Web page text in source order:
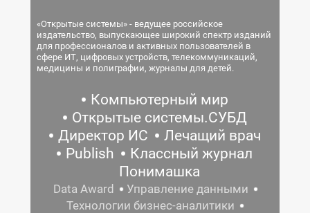
«Открытые системы» - ведущее российское
издательство, выпускающее широкий спектр изданий
для профессионалов и активных пользователей в
сфере ИТ, цифровых устройств, телекоммуникаций,
медицины и полиграфии, журналы для детей.
Компьютерный мир
Открытые системы.СУБД
Директор ИС
Лечащий врач
Publish
Классный журнал
Понимашка
Data Award
Управление данными
Технологии бизнес-аналитики